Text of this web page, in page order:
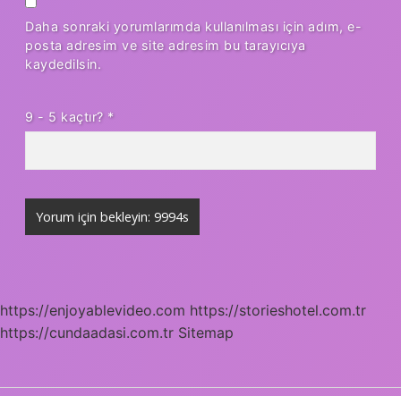
Daha sonraki yorumlarımda kullanılması için adım, e-
posta adresim ve site adresim bu tarayıcıya
kaydedilsin.
9 - 5 kaçtır? *
https://enjoyablevideo.com https://storieshotel.com.tr
https://cundaadasi.com.tr Sitemap